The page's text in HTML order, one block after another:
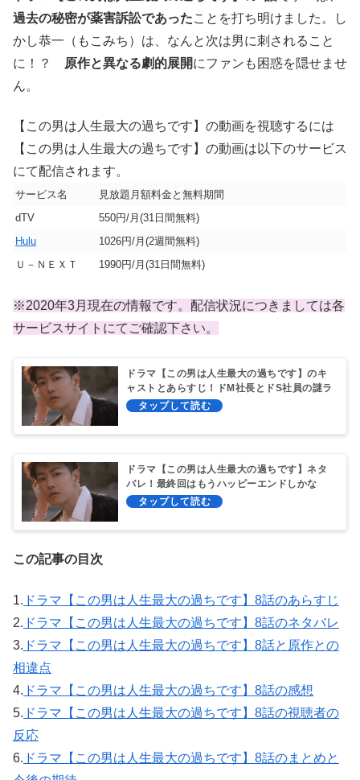
過去の秘密が薬害訴訟であったことを打ち明けました。し
かし恭一（もこみち）は、なんと次は男に刺されること
に！？
原作と異なる劇的展開にファンも困惑を隠せませ
ん。
【この男は人生最大の過ちです】の動画を視聴するには
【この男は人生最大の過ちです】の動画は以下のサービス
にて配信されます。
サービス名
見放題月額料金と無料期間
dTV
550円/月(31日間無料)
Hulu
1026円/月(2週間無料)
Ｕ－ＮＥＸＴ
1990円/月(31日間無料)
※2020年3月現在の情報です。配信状況につきましては各
サービスサイトにてご確認下さい。
ドラマ【この男は人生最大の過ちです】のキ
ャストとあらすじ！ドM社長とドS社員の謎ラ
ブコメ
ドラマ【この男は人生最大の過ちです】ネタ
バレ！最終回はもうハッピーエンドしかな
い！
この記事の目次
1. ドラマ【この男は人生最大の過ちです】8話のあらすじ
2. ドラマ【この男は人生最大の過ちです】8話のネタバレ
3. ドラマ【この男は人生最大の過ちです】8話と原作との
相違点
4. ドラマ【この男は人生最大の過ちです】8話の感想
5. ドラマ【この男は人生最大の過ちです】8話の視聴者の
反応
6. ドラマ【この男は人生最大の過ちです】8話のまとめと